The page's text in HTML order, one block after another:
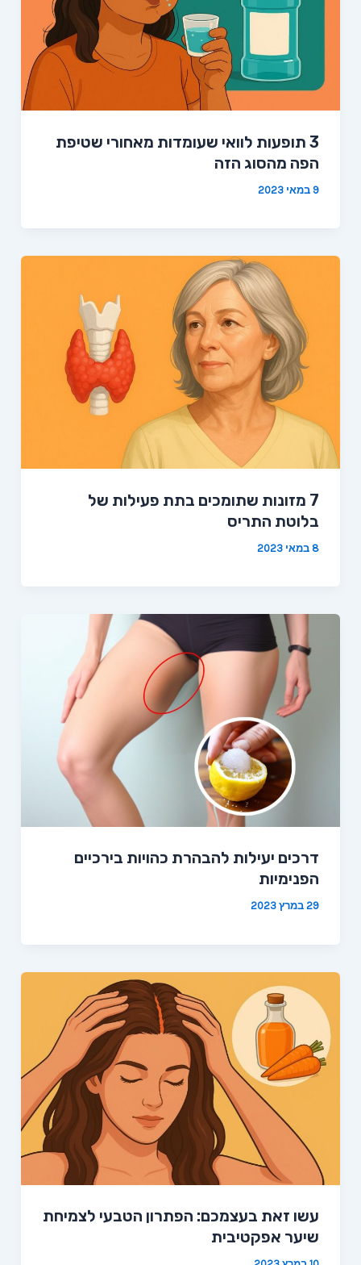
3 תופעות לוואי שעומדות מאחורי שטיפת
הפה מהסוג הזה
9 במאי 2023
7 מזונות שתומכים בתת פעילות של
בלוטת התריס
8 במאי 2023
דרכים יעילות להבהרת כהויות בירכיים
הפנימיות
29 במרץ 2023
עשו זאת בעצמכם: הפתרון הטבעי לצמיחת
שיער אפקטיבית